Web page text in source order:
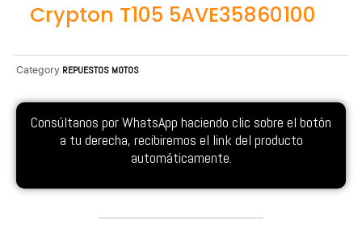
Crypton T105 5AVE35860100
Category REPUESTOS MOTOS
Consúltanos por WhatsApp haciendo clic sobre el botón
a tu derecha, recibiremos el link del producto
automáticamente.